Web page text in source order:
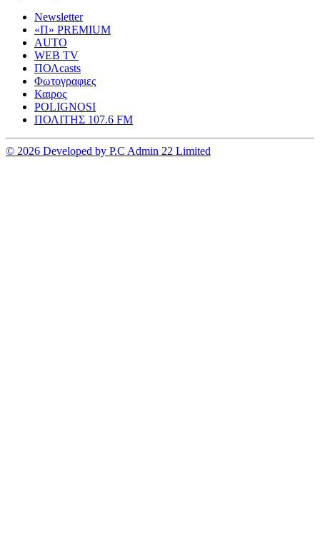
Newsletter
«Π» PREMIUM
AUTO
WEB TV
ΠΟΛcasts
Φωτογραφιες
Καιρος
POLIGNOSI
ΠΟΛΙΤΗΣ 107.6 FM
© 2026 Developed by P.C Admin 22 Limited